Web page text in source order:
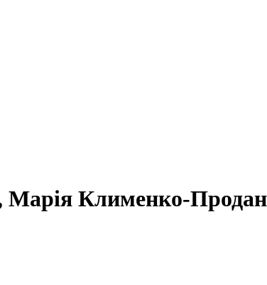
Клименко-